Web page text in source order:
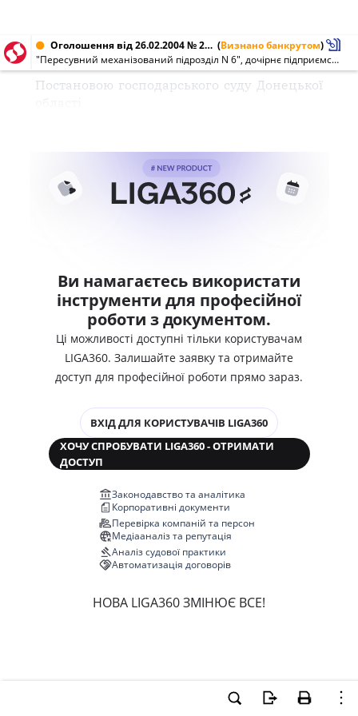
Оголошення від 26.02.2004 № 24470236 (Визнано банкрутом)
"Пересувний механізований підрозділ N 6", дочірнє підприємство ВАТ "Донецьксільбуд" (24470236)
Постановою господарського суду Донецької
Ви намагаєтесь використати
інструменти для професійної
роботи з документом.
Ці можливості доступні тільки користувачам
LIGA360. Залишайте заявку та отримайте
доступ для професійної роботи прямо зараз.
ВХІД ДЛЯ КОРИСТУВАЧІВ LIGA360
ХОЧУ СПРОБУВАТИ LIGA360 - ОТРИМАТИ
ДОСТУП
Законодавство та аналітика
Корпоративні документи
Перевірка компаній та персон
Медіааналіз та репутація
Аналіз судової практики
Автоматизація договорів
НОВА LIGA360 ЗМІНЮЄ ВСЕ!